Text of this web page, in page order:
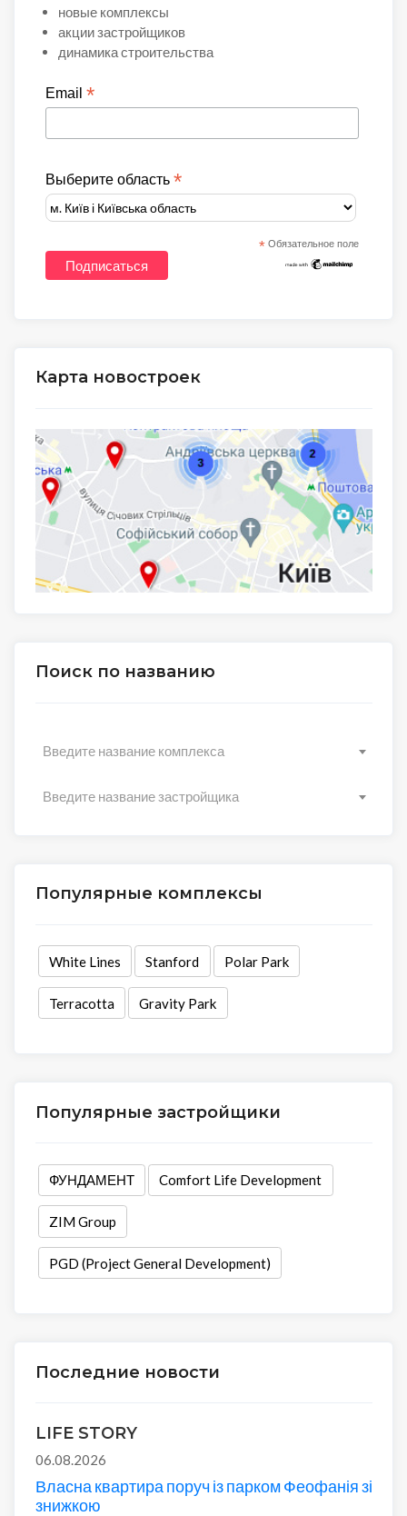
новые комплексы
акции застройщиков
динамика строительства
Email *
Выберите область *
* Обязательное поле
Карта новостроек
Поиск по названию
Введите название комплекса
Введите название застройщика
Популярные комплексы
White Lines Stanford Polar Park
Terracotta Gravity Park
Популярные застройщики
ФУНДАМЕНТ Comfort Life Development
ZIM Group
PGD (Project General Development)
Последние новости
LIFE STORY
06.08.2026
Власна квартира поруч із парком Феофанія зі
знижкою